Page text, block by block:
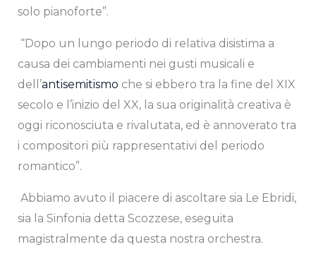
solo pianoforte”.
“Dopo un lungo periodo di relativa disistima a
causa dei cambiamenti nei gusti musicali e
dell’antisemitismo che si ebbero tra la fine del XIX
secolo e l’inizio del XX, la sua originalità creativa è
oggi riconosciuta e rivalutata, ed è annoverato tra
i compositori più rappresentativi del periodo
romantico”.
Abbiamo avuto il piacere di ascoltare sia Le Ebridi,
sia la Sinfonia detta Scozzese, eseguita
magistralmente da questa nostra orchestra.